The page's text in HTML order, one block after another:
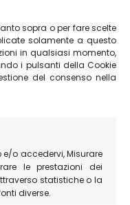
sopra o per fare scelte
solamente a questo
in qualsiasi momento,
i pulsanti della Cookie
del consenso nella
o accedervi, Misurare
le prestazioni dei
statistiche o la
diverse.
e derivano
che nei
ottimizzare il terreno
renderlo ottimo
nell’Appennino
zona di